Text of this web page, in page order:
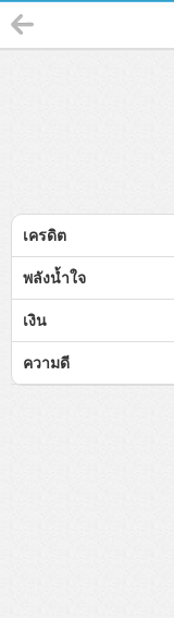
เครดิต
พลังน้ำใจ
เงิน
ความดี